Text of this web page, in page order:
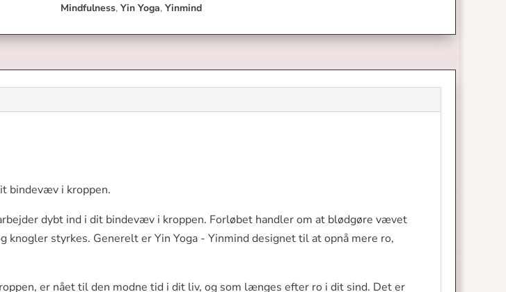
Mindfulness, Yin Yoga, Yinmind
bindevæv i kroppen.
dybt ind i dit bindevæv i kroppen. Forløbet handler om at blødgøre vævet
styrkes. Generelt er Yin Yoga - Yinmind designet til at opnå mere ro,
er nået til den modne tid i dit liv, og som længes efter ro i dit sind. Det er